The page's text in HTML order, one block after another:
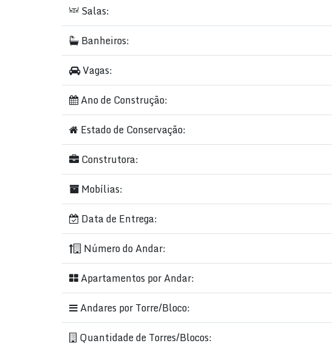
Salas:
Banheiros:
Vagas:
Ano de Construção:
Estado de Conservação:
Construtora:
Mobílias:
Data de Entrega:
Número do Andar:
Apartamentos por Andar:
Andares por Torre/Bloco:
Quantidade de Torres/Blocos: